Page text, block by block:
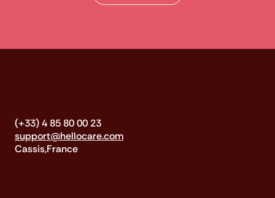
(+33) 4 85 80 00 23
support@hellocare.com
Cassis,France